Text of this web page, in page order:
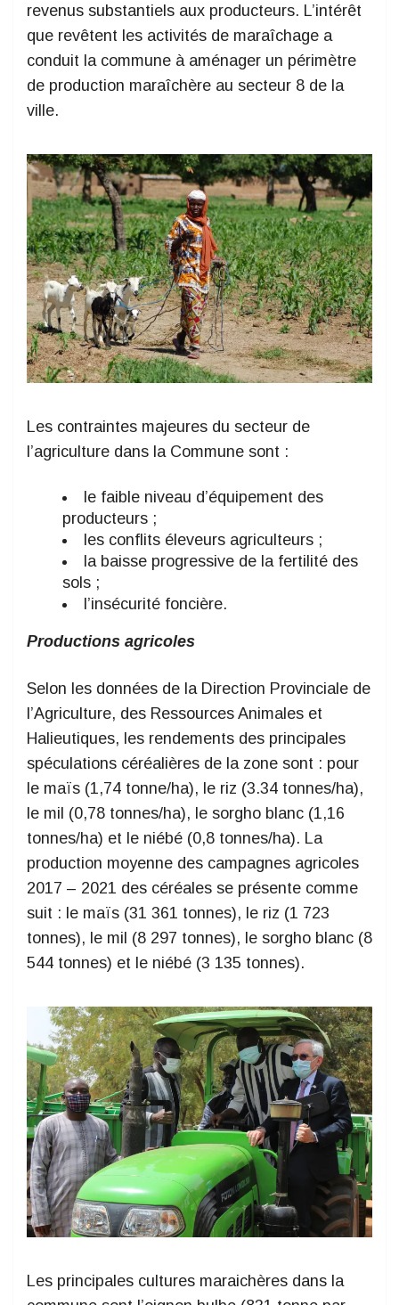
revenus substantiels aux producteurs. L’intérêt
que revêtent les activités de maraîchage a
conduit la commune à aménager un périmètre
de production maraîchère au secteur 8 de la
ville.
Les contraintes majeures du secteur de
l’agriculture dans la Commune sont :
le faible niveau d’équipement des
producteurs ;
les conflits éleveurs agriculteurs ;
la baisse progressive de la fertilité des
sols ;
l’insécurité foncière.
Productions agricoles
Selon les données de la Direction Provinciale de
l’Agriculture, des Ressources Animales et
Halieutiques, les rendements des principales
spéculations céréalières de la zone sont : pour
le maïs (1,74 tonne/ha), le riz (3.34 tonnes/ha),
le mil (0,78 tonnes/ha), le sorgho blanc (1,16
tonnes/ha) et le niébé (0,8 tonnes/ha). La
production moyenne des campagnes agricoles
2017 – 2021 des céréales se présente comme
suit : le maïs (31 361 tonnes), le riz (1 723
tonnes), le mil (8 297 tonnes), le sorgho blanc (8
544 tonnes) et le niébé (3 135 tonnes).
Les principales cultures maraichères dans la